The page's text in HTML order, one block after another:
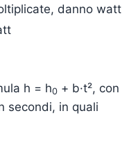
danno watt
h = h0 + b·t², con
secondi, in quali